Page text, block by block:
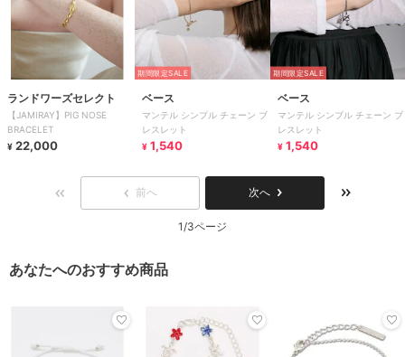
ランドワーズセレクト
【JAMIRAY】PIG NOSE
BRACELET
¥ 22,000
期間限定SALE
ベース
マンテル シンプル チェーン ブ
レスレット
¥ 1,540
期間限定SALE
ベース
マンテル シンプル チェーン ブ
レスレット
¥ 1,540
前へ 次へ
1/3ページ
あなたへのおすすめ商品